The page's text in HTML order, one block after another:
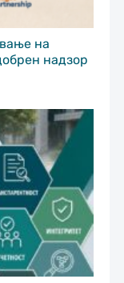
на
надзор